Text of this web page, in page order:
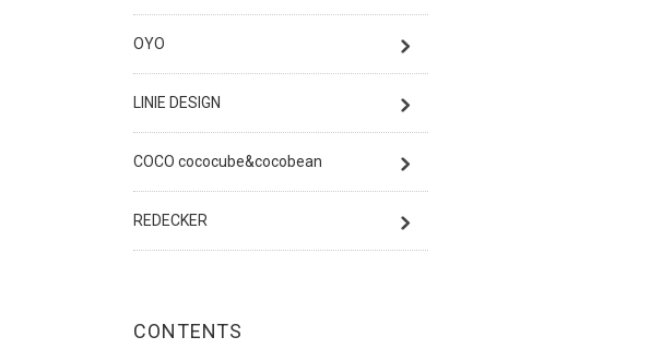
OYO
LINIE DESIGN
COCO cococube&cocobean
REDECKER
CONTENTS